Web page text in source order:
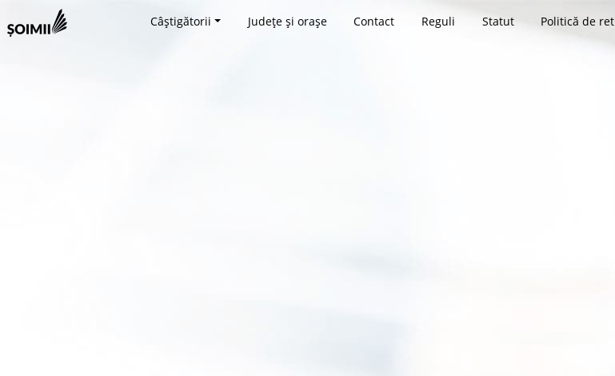
Câștigătorii Județe și orașe Contact Reguli Statut Politică de